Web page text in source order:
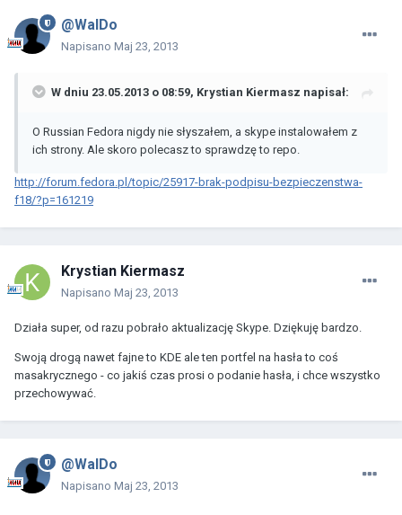
@WalDo
Napisano Maj 23, 2013
W dniu 23.05.2013 o 08:59, Krystian Kiermasz napisał:
O Russian Fedora nigdy nie słyszałem, a skype instalowałem z
ich strony. Ale skoro polecasz to sprawdzę to repo.
http://forum.fedora.pl/topic/25917-brak-podpisu-bezpieczenstwa-
f18/?p=161219
Krystian Kiermasz
Napisano Maj 23, 2013
Działa super, od razu pobrało aktualizację Skype. Dziękuję bardzo.
Swoją drogą nawet fajne to KDE ale ten portfel na hasła to coś
masakrycznego - co jakiś czas prosi o podanie hasła, i chce wszystko
przechowywać.
@WalDo
Napisano Maj 23, 2013